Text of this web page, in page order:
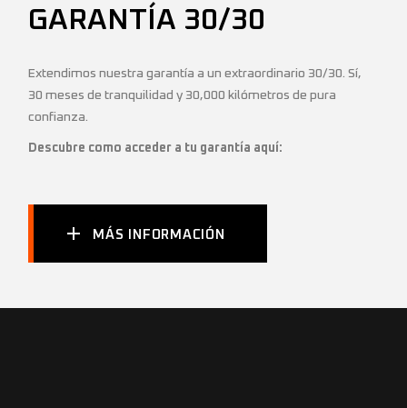
GARANTÍA 30/30
Extendimos nuestra garantía a un extraordinario 30/30. Sí,
30 meses de tranquilidad y 30,000 kilómetros de pura
confianza.
Descubre como acceder a tu garantía aquí:
MÁS INFORMACIÓN